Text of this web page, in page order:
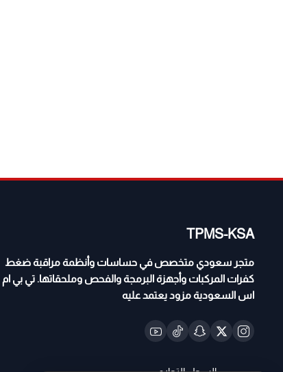
TPMS-KSA
متجر سعودي متخصص في حساسات وأنظمة مراقبة ضغط
كفرات المركبات وأجهزة البرمجة والفحص وملحقاتها. تي بي ام
اس السعودية مزود يعتمد عليه